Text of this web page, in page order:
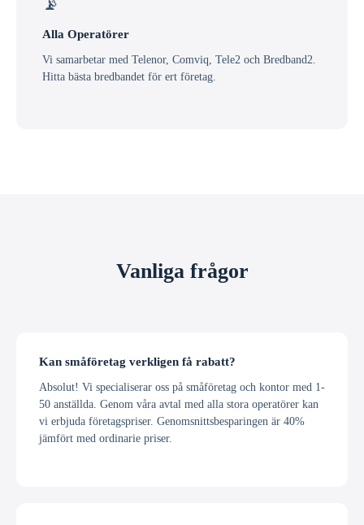
📡
Alla Operatörer
Vi samarbetar med Telenor, Comviq, Tele2 och Bredband2.
Hitta bästa bredbandet för ert företag.
Vanliga frågor
Kan småföretag verkligen få rabatt?
Absolut! Vi specialiserar oss på småföretag och kontor med 1-
50 anställda. Genom våra avtal med alla stora operatörer kan
vi erbjuda företagspriser. Genomsnittsbesparingen är 40%
jämfört med ordinarie priser.